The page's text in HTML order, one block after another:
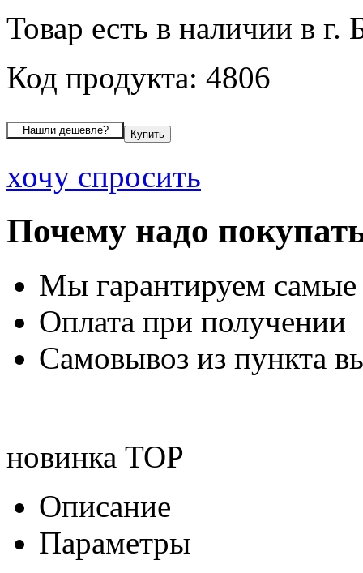
Товар есть в наличии в г.
Код продукта: 4806
хочу спросить
Почему надо
Мы гарантируем
Оплата при получении
Самовывоз из пункта
новинка TOP
Описание
Параметры